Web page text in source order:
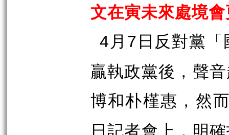
文在寅未來處境
4 月 7 日反對黨
贏執政黨後，聲
博和朴槿惠，然
日記者會上，明